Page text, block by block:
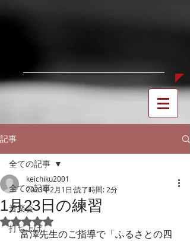
記事
全ての記事
音楽会
打ち上げ
全ての記事
1月23日の練習
keichiku2001
2023年2月1日 読了時間: 2分
5つ星のうちNaNと評価されています。
富澤先生のご指導で「ふるさとの四